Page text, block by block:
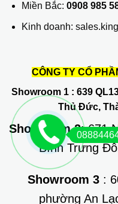
Miền Bắc: 0908 985
Kinh doanh:
CÔNG TY CỔ
Showroom 1: 639
Thủ Đức,
Showroom 2: 671
Bình Trưng
Showroom 3:
phường An